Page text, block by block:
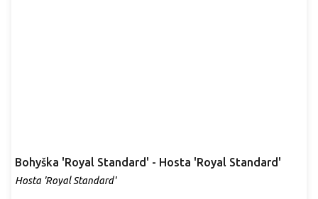
Bohyška 'Royal Standard' - Hosta 'Royal Standard'
Hosta 'Royal Standard'